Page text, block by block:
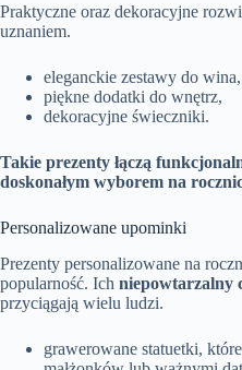
Praktyczne oraz dekoracyjne
uznaniem.
eleganckie zestawy do wina,
piękne dodatki do wnętrz,
dekoracyjne świeczniki.
Takie prezenty łączą
doskonałym wyborem na
Personalizowane upominki
Prezenty personalizowane na
popularność. Ich niepowtarzalny
przyciągają wielu ludzi.
grawerowane statuetki,